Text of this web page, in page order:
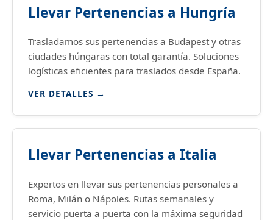
Llevar Pertenencias a Hungría
Trasladamos sus pertenencias a Budapest y otras
ciudades húngaras con total garantía. Soluciones
logísticas eficientes para traslados desde España.
VER DETALLES →
Llevar Pertenencias a Italia
Expertos en llevar sus pertenencias personales a
Roma, Milán o Nápoles. Rutas semanales y
servicio puerta a puerta con la máxima seguridad